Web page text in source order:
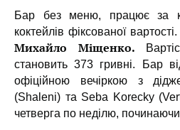
Бар без меню, працює за
коктейлів фіксованої
Михайло Міщенко.
становить 373 гривні. Бар
офіційною вечіркою з
(Shaleni) та Seba Korecky
четверга по неділю,